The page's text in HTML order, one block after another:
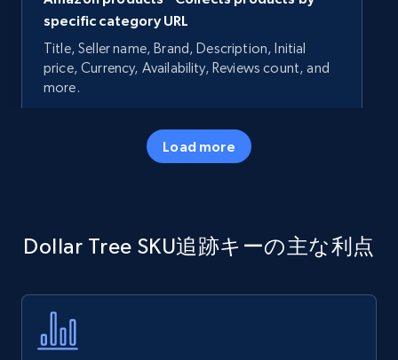
specific category URL
Title, Seller name, Brand, Description, Initial
price, Currency, Availability, Reviews count, and
more.
5.7K+ 今すぐ始める
specific keywords
price, Currency, Availability, Reviews count, and
more.
Load more
Dollar Tree SKU追跡キーの主な利点